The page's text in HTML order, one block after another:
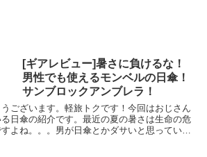
[ギアレビュー]暑さに負けるな！
男性でも使えるモンベルの日傘！
サンブロックアンブレラ！
ございます。軽旅トクです！今回はおじさん
日傘の紹介です。最近の夏の暑さは生命の危
よね。。。男が日傘とかダサいと思っていた